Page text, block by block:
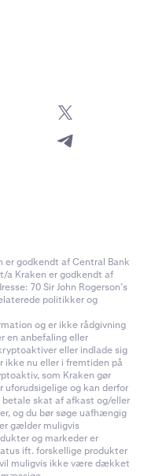
er godkendt af Central Bank
a Kraken er godkendt af
70 Sir John Rogerson’s
politikker og
og er ikke rådgivning
en anbefaling eller
eller indlade sig
ikke nu eller i fremtiden på
som Kraken gør
og kan derfor
skat af afkast og/eller
og du bør søge uafhængig
gælder muligvis
og markeder er
ift. forskellige produkter
muligvis ikke være dækket